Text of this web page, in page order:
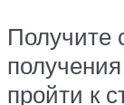
Получите
пройти к